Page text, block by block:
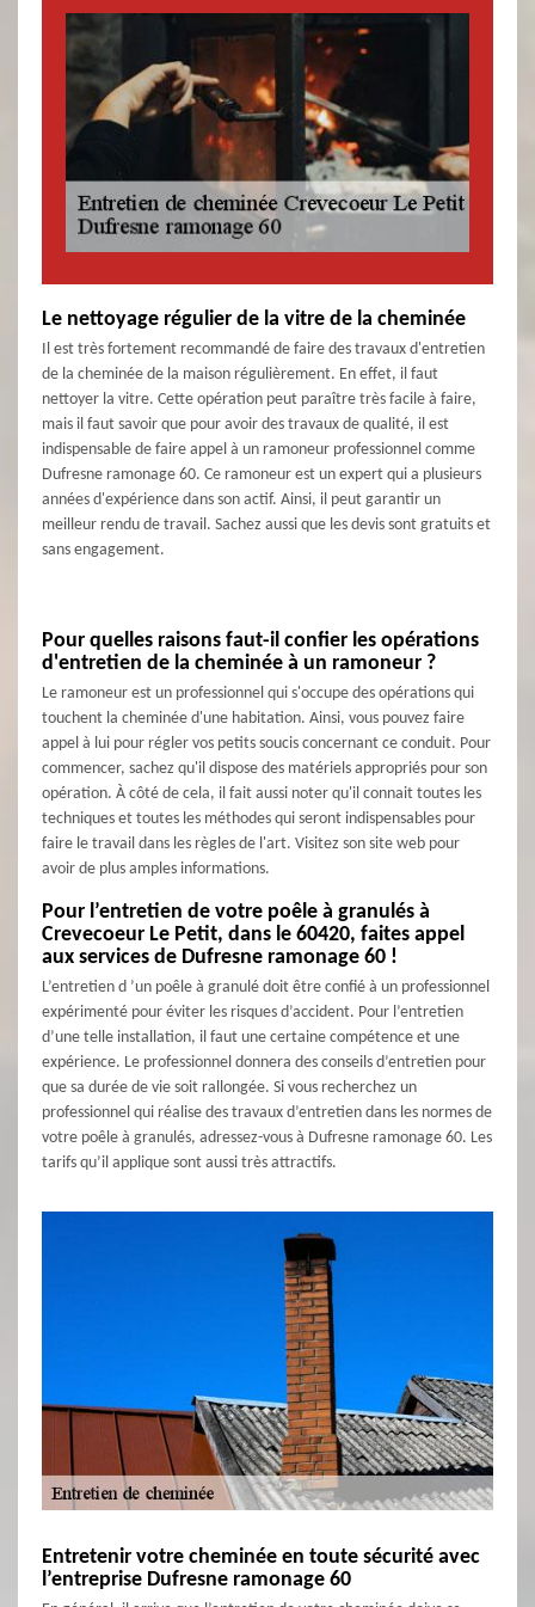
Le nettoyage régulier de la vitre de la cheminée
Il est très fortement recommandé de faire des travaux d'entretien
de la cheminée de la maison régulièrement. En effet, il faut
nettoyer la vitre. Cette opération peut paraître très facile à faire,
mais il faut savoir que pour avoir des travaux de qualité, il est
indispensable de faire appel à un ramoneur professionnel comme
Dufresne ramonage 60. Ce ramoneur est un expert qui a plusieurs
années d'expérience dans son actif. Ainsi, il peut garantir un
meilleur rendu de travail. Sachez aussi que les devis sont gratuits et
sans engagement.
Pour quelles raisons faut-il confier les opérations
d'entretien de la cheminée à un ramoneur ?
Le ramoneur est un professionnel qui s'occupe des opérations qui
touchent la cheminée d'une habitation. Ainsi, vous pouvez faire
appel à lui pour régler vos petits soucis concernant ce conduit. Pour
commencer, sachez qu'il dispose des matériels appropriés pour son
opération. À côté de cela, il fait aussi noter qu'il connait toutes les
techniques et toutes les méthodes qui seront indispensables pour
faire le travail dans les règles de l'art. Visitez son site web pour
avoir de plus amples informations.
Pour l’entretien de votre poêle à granulés à
Crevecoeur Le Petit, dans le 60420, faites appel
aux services de Dufresne ramonage 60 !
L’entretien d ’un poêle à granulé doit être confié à un professionnel
expérimenté pour éviter les risques d’accident. Pour l’entretien
d’une telle installation, il faut une certaine compétence et une
expérience. Le professionnel donnera des conseils d’entretien pour
que sa durée de vie soit rallongée. Si vous recherchez un
professionnel qui réalise des travaux d’entretien dans les normes de
votre poêle à granulés, adressez-vous à Dufresne ramonage 60. Les
tarifs qu’il applique sont aussi très attractifs.
Entretenir votre cheminée en toute sécurité avec
l’entreprise Dufresne ramonage 60